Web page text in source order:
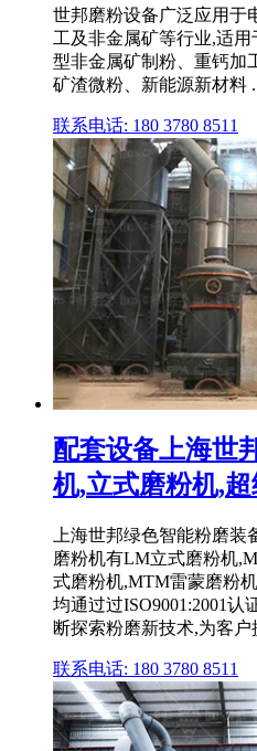
世邦磨粉设备广泛应用于
工及非金属矿等行业,适
型非金属矿制粉、重钙加
矿渣微粉、新能源新材料 .
联系电话: 180 3780 8511
配套设备上海世
机,立式磨粉机,
上海世邦绿色智能粉磨
磨粉机有LM立式磨粉机
式磨粉机,MTM雷蒙磨粉
均通过过ISO9001:2001认
断探索粉磨新技术,为客户
联系电话: 180 3780 8511